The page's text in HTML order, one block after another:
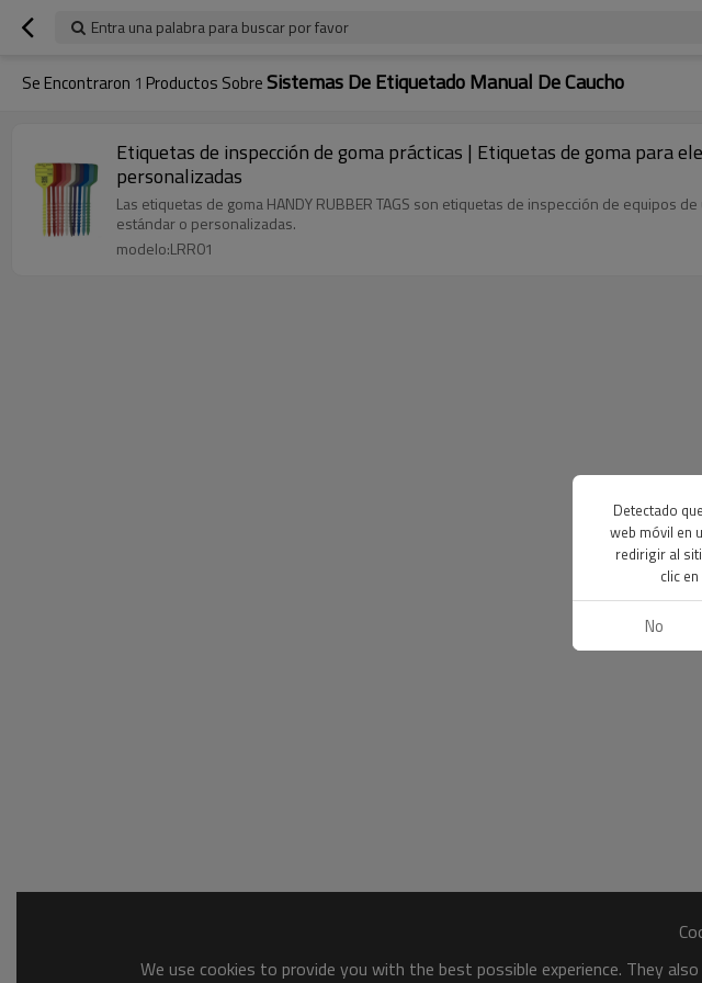
Entra una palabra para buscar por favor
Se Encontraron 1 Productos SobreSistemas De Etiquetado Manual De Caucho
Etiquetas de inspección de goma prácticas | Etiquetas de goma para
personalizadas
Las etiquetas de goma HANDY RUBBER TAGS son etiquetas de inspección de
estándar o personalizadas.
modelo:LRR01
We use cookies to provide you with the best possible experience. They
Detectado
web móvil en
redirigir al
clic
No